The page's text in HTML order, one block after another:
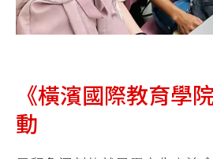
《橫濱國際教育學
動